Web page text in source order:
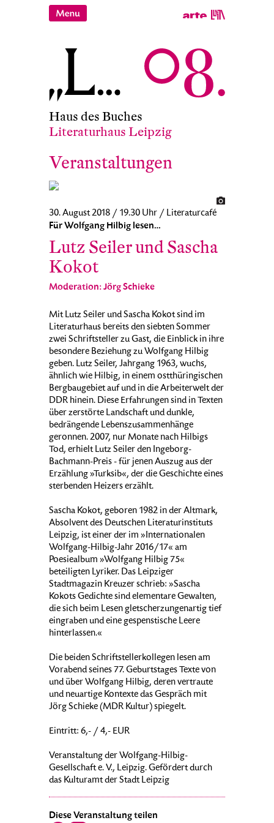
Haus des Buches
Literaturhaus Leipzig
Veranstaltungen
30. August 2018 / 19.30 Uhr / Literaturcafé
Für Wolfgang Hilbig lesen…
Lutz Seiler und Sascha
Kokot
Moderation: Jörg Schieke
Mit Lutz Seiler und Sascha Kokot sind im
Literaturhaus bereits den siebten Sommer
zwei Schriftsteller zu Gast, die Einblick in ihre
besondere Beziehung zu Wolfgang Hilbig
geben. Lutz Seiler, Jahrgang 1963, wuchs,
ähnlich wie Hilbig, in einem ostthüringischen
Bergbaugebiet auf und in die Arbeiterwelt der
DDR hinein. Diese Erfahrungen sind in Texten
über zerstörte Landschaft und dunkle,
bedrängende Lebenszusammenhänge
geronnen. 2007, nur Monate nach Hilbigs
Tod, erhielt Lutz Seiler den Ingeborg-
Bachmann-Preis - für jenen Auszug aus der
Erzählung »Turksib«, der die Geschichte eines
sterbenden Heizers erzählt.
Sascha Kokot, geboren 1982 in der Altmark,
Absolvent des Deutschen Literaturinstituts
Leipzig, ist einer der im »Internationalen
Wolfgang-Hilbig-Jahr 2016/17« am
Poesiealbum »Wolfgang Hilbig 75«
beteiligten Lyriker. Das Leipziger
Stadtmagazin Kreuzer schrieb: »Sascha
Kokots Gedichte sind elementare Gewalten,
die sich beim Lesen gletscherzungenartig tief
eingraben und eine gespenstische Leere
hinterlassen.«
Die beiden Schriftstellerkollegen lesen am
Vorabend seines 77. Geburtstages Texte von
und über Wolfgang Hilbig, deren vertraute
und neuartige Kontexte das Gespräch mit
Jörg Schieke (MDR Kultur) spiegelt.
Eintritt: 6,- / 4,- EUR
Veranstaltung der Wolfgang-Hilbig-
Gesellschaft e. V., Leipzig. Gefördert durch
das Kulturamt der Stadt Leipzig
Diese Veranstaltung teilen